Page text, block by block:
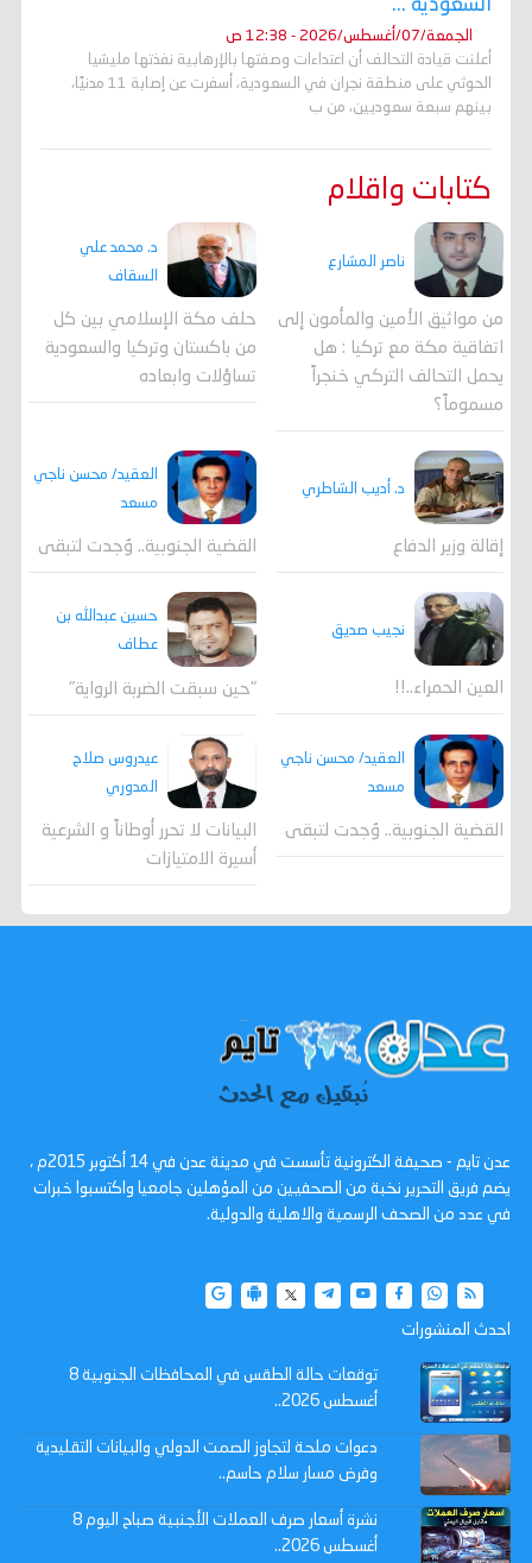
السعودية ...
الجمعة/07/أغسطس/2026 - 12:38 ص
أعلنت قيادة التحالف أن اعتداءات وصفتها بالإرهابية نفذتها مليشيا
الحوثي على منطقة نجران في السعودية، أسفرت عن إصابة 11 مدنيًا،
بينهم سبعة سعوديين، من ب
كتابات واقلام
ناصر المشارع
من مواثيق الأمين والمأمون إلى
اتفاقية مكة مع تركيا : هل
يحمل التحالف التركي خنجراً
مسموماً؟
د. محمد علي
السقاف
حلف مكة الإسلامي بين كل
من باكستان وتركيا والسعودية
تساؤلات وابعاده
د. أديب الشاطري
إقالة وزير الدفاع
العقيد/ محسن ناجي
مسعد
القضية الجنوبية.. وُجدت لتبقى
نجيب صديق
العين الحمراء..!!
حسين عبدالله بن
عطاف
"حين سبقت الضربة الرواية"
العقيد/ محسن ناجي
مسعد
القضية الجنوبية.. وُجدت لتبقى
عيدروس صلاح
المدوري
البيانات لا تحرر أوطاناً و الشرعية
أسيرة الامتيازات
عدن تايم - صحيفة الكترونية تأسست في مدينة عدن في 14 أكتوبر 2015م ،
يضم فريق التحرير نخبة من الصحفيين من المؤهلين جامعيا واكتسبوا خبرات
في عدد من الصحف الرسمية والاهلية والدولية.
احدث المنشورات
توقعات حالة الطقس في المحافظات الجنوبية 8
أغسطس 2026..
دعوات ملحة لتجاوز الصمت الدولي والبيانات التقليدية
وفرض مسار سلام حاسم..
نشرة أسعار صرف العملات الأجنبية صباح اليوم 8
أغسطس 2026..